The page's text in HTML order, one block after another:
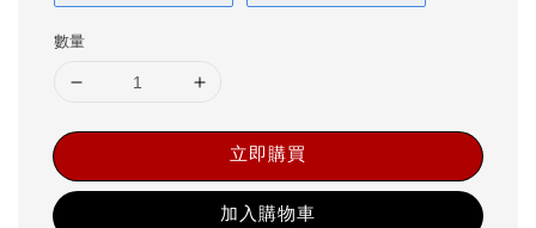
數量
立即購買
加入購物車